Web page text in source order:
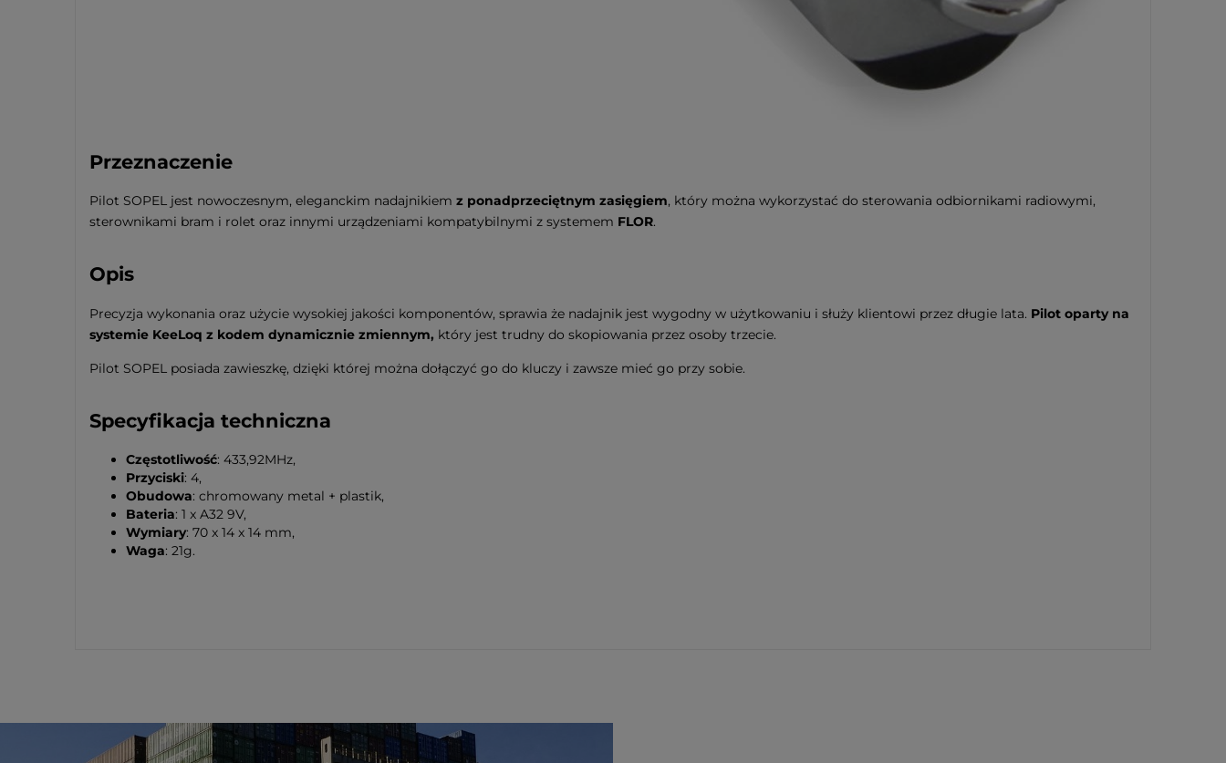
Przeznaczenie
Pilot SOPEL jest nowoczesnym, eleganckim nadajnikiem z ponadprzeciętnym zasięgiem, który można wykorzystać do sterowania odbiornikami radiowymi,
sterownikami bram i rolet oraz innymi urządzeniami kompatybilnymi z systemem FLOR.
Opis
Precyzja wykonania oraz użycie wysokiej jakości komponentów, sprawia że nadajnik jest wygodny w użytkowaniu i służy klientowi przez długie lata. Pilot oparty na
systemie KeeLoq z kodem dynamicznie zmiennym, który jest trudny do skopiowania przez osoby trzecie.
Pilot SOPEL posiada zawieszkę, dzięki której można dołączyć go do kluczy i zawsze mieć go przy sobie.
Specyfikacja techniczna
Częstotliwość: 433,92MHz,
Przyciski: 4,
Obudowa: chromowany metal + plastik,
Bateria: 1 x A32 9V,
Wymiary: 70 x 14 x 14 mm,
Waga: 21g.